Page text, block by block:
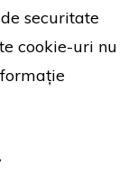
securitate
cookie-uri nu